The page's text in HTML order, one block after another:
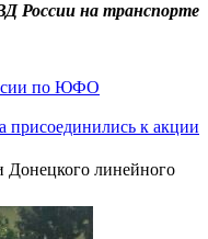
России на транспорте
по ЮФО
присоединились к акции
Донецкого линейного